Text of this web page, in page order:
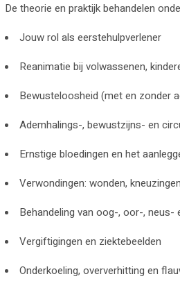
De theorie en praktijk behandelen
Jouw rol als eerstehulpverlener
Reanimatie bij volwassenen,
Bewusteloosheid (met en zonder
Ademhalings-, bewustzijns- en
Ernstige bloedingen en het
Verwondingen: wonden,
Behandeling van oog-, oor-, neus-
Vergiftigingen en ziektebeelden
Onderkoeling, oververhitting en